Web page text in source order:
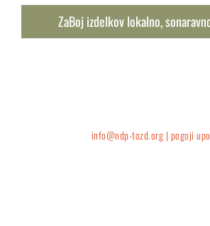
ZaBoj izdelkov lokalno,
info@ndp-tozd.org | pogoji